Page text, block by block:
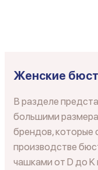
Женские
В разделе
большими
брендов, которые
производстве
чашками от D до